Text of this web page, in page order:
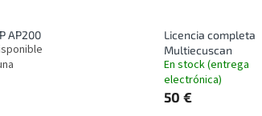
AP200
Licencia completa
Multiecuscan
En stock (entrega
electrónica)
50 €